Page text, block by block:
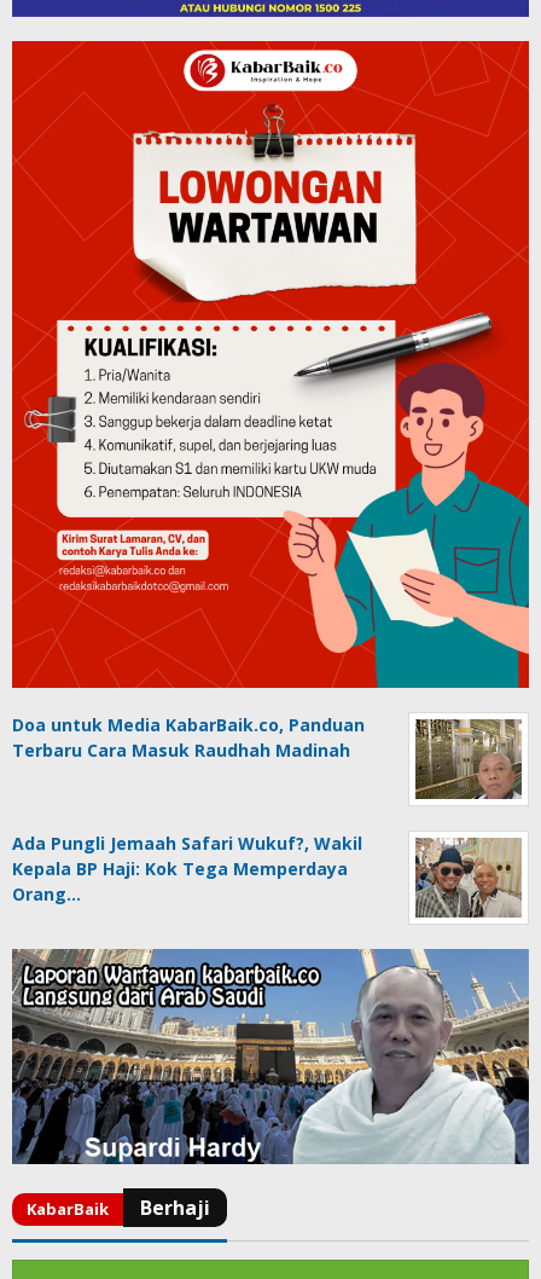
Doa untuk Media KabarBaik.co, Panduan
Terbaru Cara Masuk Raudhah Madinah
Ada Pungli Jemaah Safari Wukuf?, Wakil
Kepala BP Haji: Kok Tega Memperdaya
Orang…